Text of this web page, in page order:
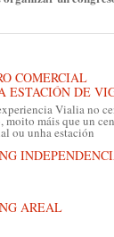
COMERCIAL
ESTACIÓN DE
Vialia no
moito máis que un
ou unha estación
AREAL